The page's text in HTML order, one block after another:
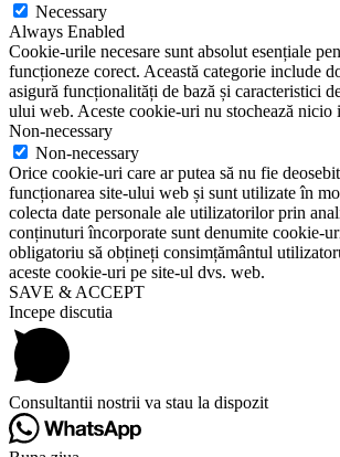
Necessary
Always Enabled
Cookie-urile necesare sunt absolut esențiale
funcționeze corect. Această categorie include
asigură funcționalități de bază și caracteristici
ului web. Aceste cookie-uri nu stochează nicio
Non-necessary
Non-necessary
Orice cookie-uri care ar putea să nu fie
funcționarea site-ului web și sunt utilizate în
colecta date personale ale utilizatorilor prin
conținuturi încorporate sunt denumite cookie-
obligatoriu să obțineți consimțământul
aceste cookie-uri pe site-ul dvs. web.
SAVE & ACCEPT
Incepe discutia
Consultantii nostrii va stau la dispozit